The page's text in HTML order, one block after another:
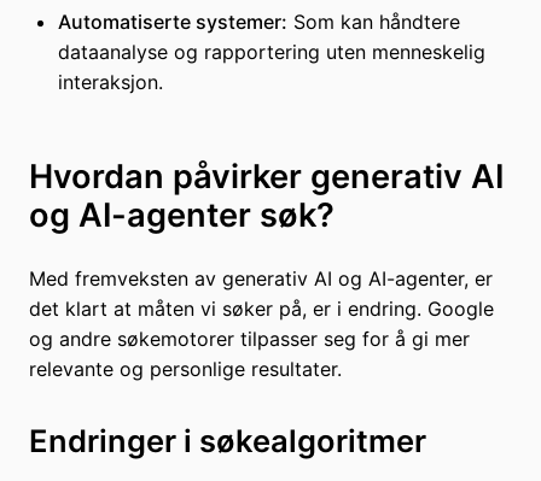
Automatiserte systemer: Som kan håndtere
dataanalyse og rapportering uten menneskelig
interaksjon.
Hvordan påvirker generativ AI
og AI-agenter søk?
Med fremveksten av generativ AI og AI-agenter, er
det klart at måten vi søker på, er i endring. Google
og andre søkemotorer tilpasser seg for å gi mer
relevante og personlige resultater.
Endringer i søkealgoritmer